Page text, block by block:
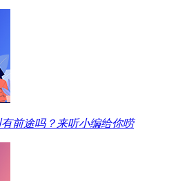
前途吗？来听小编给你唠